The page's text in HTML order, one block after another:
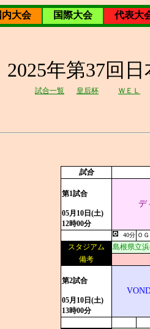
内大会 国際大会 代表大
2025年第37回
試合一覧 皇后杯 ＷＥＬ
試合
第1試合
05月10日(土)
12時00分
デ
40分 ＯＧ
スタジアム 島根県立
備考
第2試合
05月10日(土)
13時00分